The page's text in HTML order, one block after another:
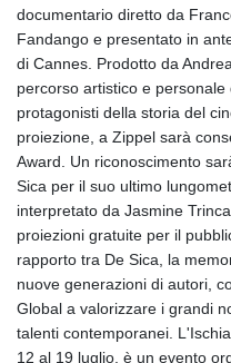
documentario diretto da
Fandango e presentato in
di Cannes. Prodotto da
percorso artistico e
protagonisti della storia del
proiezione, a Zippel sarà
Award. Un riconoscimento
Sica per il suo ultimo
interpretato da Jasmine
proiezioni gratuite per il
rapporto tra De Sica, la
nuove generazioni di autori,
Global a valorizzare i grandi
talenti contemporanei.
12 al 19 luglio, è un evento